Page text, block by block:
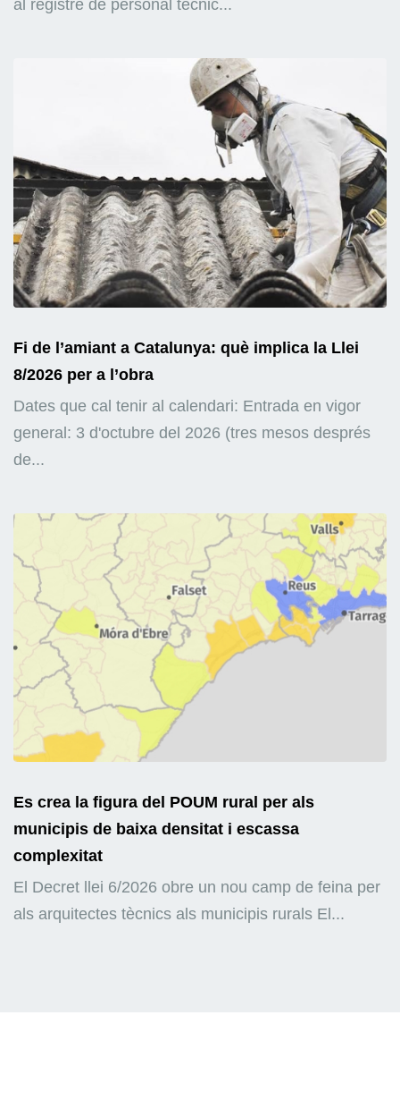
al registre de personal tècnic...
Fi de l’amiant a Catalunya: què implica la Llei
8/2026 per a l’obra
Dates que cal tenir al calendari: Entrada en vigor
general: 3 d'octubre del 2026 (tres mesos després
de...
Es crea la figura del POUM rural per als
municipis de baixa densitat i escassa
complexitat
El Decret llei 6/2026 obre un nou camp de feina per
als arquitectes tècnics als municipis rurals El...